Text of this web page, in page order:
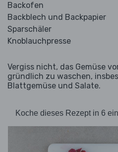
Backofen
Backblech und Backpapier
Sparschäler
Knoblauchpresse
Vergiss nicht, das Gemüse
gründlich zu waschen,
Blattgemüse und Salate.
Koche dieses Rezept in 6